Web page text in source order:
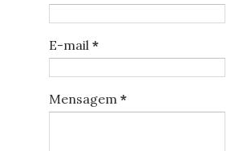
E-mail *
Mensagem *